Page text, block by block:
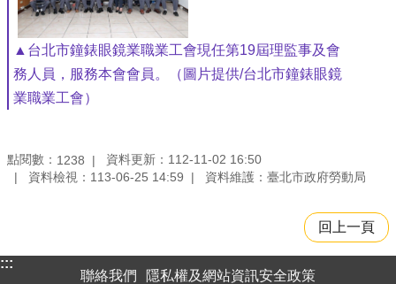
▲台北市鐘錶眼鏡業職業工會現任第19屆理監事及會
務人員，服務本會會員。（圖片提供/台北市鐘錶眼鏡
業職業工會）
點閱數： 1238
資料更新：112-11-02 16:50
資料檢視：113-06-25 14:59
資料維護：臺北市政府勞動局
回上一頁
:::
聯絡我們
隱私權及網站資訊安全政策